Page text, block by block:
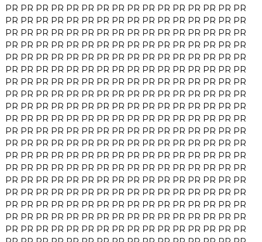
PR PR PR PR PR PR PR PR PR PR PR PR PR PR PR PR
PR PR PR PR PR PR PR PR PR PR PR PR PR PR PR PR
PR PR PR PR PR PR PR PR PR PR PR PR PR PR PR PR
PR PR PR PR PR PR PR PR PR PR PR PR PR PR PR PR
PR PR PR PR PR PR PR PR PR PR PR PR PR PR PR PR
PR PR PR PR PR PR PR PR PR PR PR PR PR PR PR PR
PR PR PR PR PR PR PR PR PR PR PR PR PR PR PR PR
PR PR PR PR PR PR PR PR PR PR PR PR PR PR PR PR
PR PR PR PR PR PR PR PR PR PR PR PR PR PR PR PR
PR PR PR PR PR PR PR PR PR PR PR PR PR PR PR PR
PR PR PR PR PR PR PR PR PR PR PR PR PR PR PR PR
PR PR PR PR PR PR PR PR PR PR PR PR PR PR PR PR
PR PR PR PR PR PR PR PR PR PR PR PR PR PR PR PR
PR PR PR PR PR PR PR PR PR PR PR PR PR PR PR PR
PR PR PR PR PR PR PR PR PR PR PR PR PR PR PR PR
PR PR PR PR PR PR PR PR PR PR PR PR PR PR PR PR
PR PR PR PR PR PR PR PR PR PR PR PR PR PR PR PR
PR PR PR PR PR PR PR PR PR PR PR PR PR PR PR PR
PR PR PR PR PR PR PR PR PR PR PR PR PR PR PR PR